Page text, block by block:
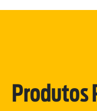
Produtos